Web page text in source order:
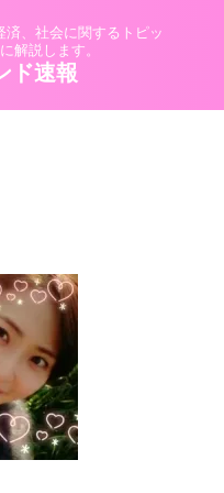
、社会に関するトピッ
解説します。
ド速報